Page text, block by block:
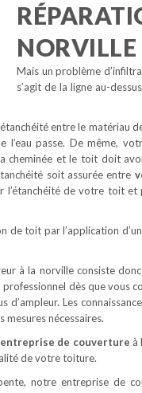
NORVILLE
Mais un problème
s’agit de la ligne au-
entre le
l’eau passe. De même,
et le toit doit
soit assurée entre
l’étanchéité de votre toit et
de toit par l’application
à la norville consiste
dès que vous
d’ampleur. Les
mesures nécessaires.
entreprise de couverture à
de votre toiture.
notre entreprise de